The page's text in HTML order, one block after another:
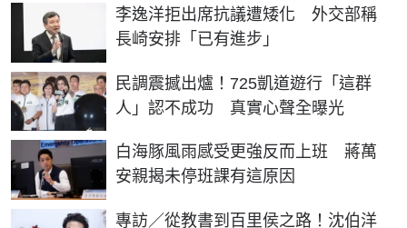
李逸洋拒出席抗議遭矮化 外交部稱
長崎安排「已有進步」
民調震撼出爐！725凱道遊行「這群
人」認不成功 真實心聲全曝光
白海豚風雨感受更強反而上班 蔣萬
安親揭未停班課有這原因
專訪／從教書到百里侯之路！沈伯洋